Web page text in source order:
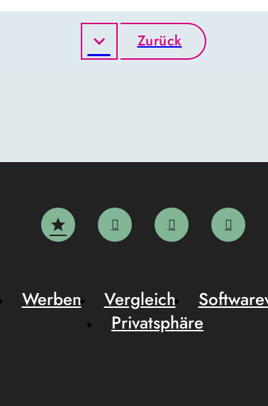
Zurück
Werben Vergleich
Privatsphäre